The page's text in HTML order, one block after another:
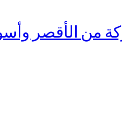
الأقصر وأسوان